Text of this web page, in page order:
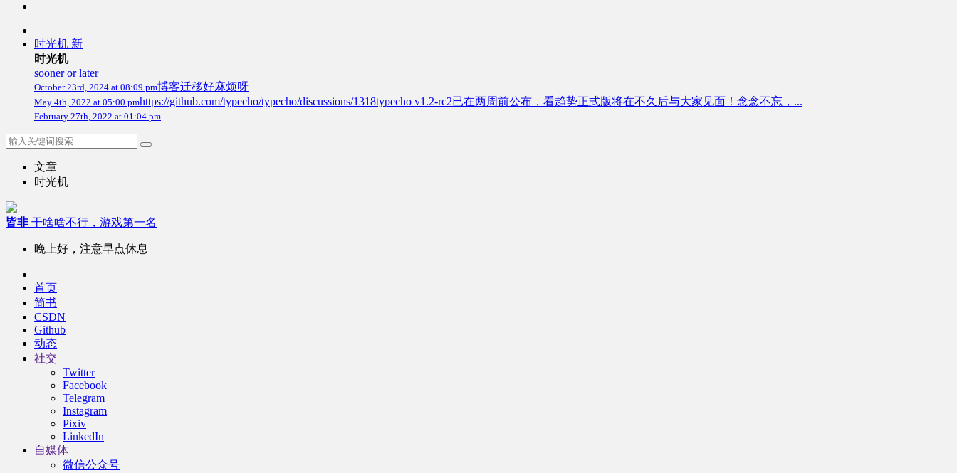
时光机 新
时光机
sooner or later
October 23rd, 2024 at 08:09 pm博客迁移好麻烦呀
May 4th, 2022 at 05:00 pmhttps://github.com/typecho/typecho/discussions/1318typecho v1.2-rc2已在两周前公布，看趋势正式版将在不久后与大家见面！念念不忘，...
February 27th, 2022 at 01:04 pm
文章
时光机
皆非 干啥啥不行，游戏第一名
晚上好，注意早点休息
首页
简书
CSDN
Github
动态
社交
Twitter
Facebook
Telegram
Instagram
Pixiv
LinkedIn
自媒体
微信公众号